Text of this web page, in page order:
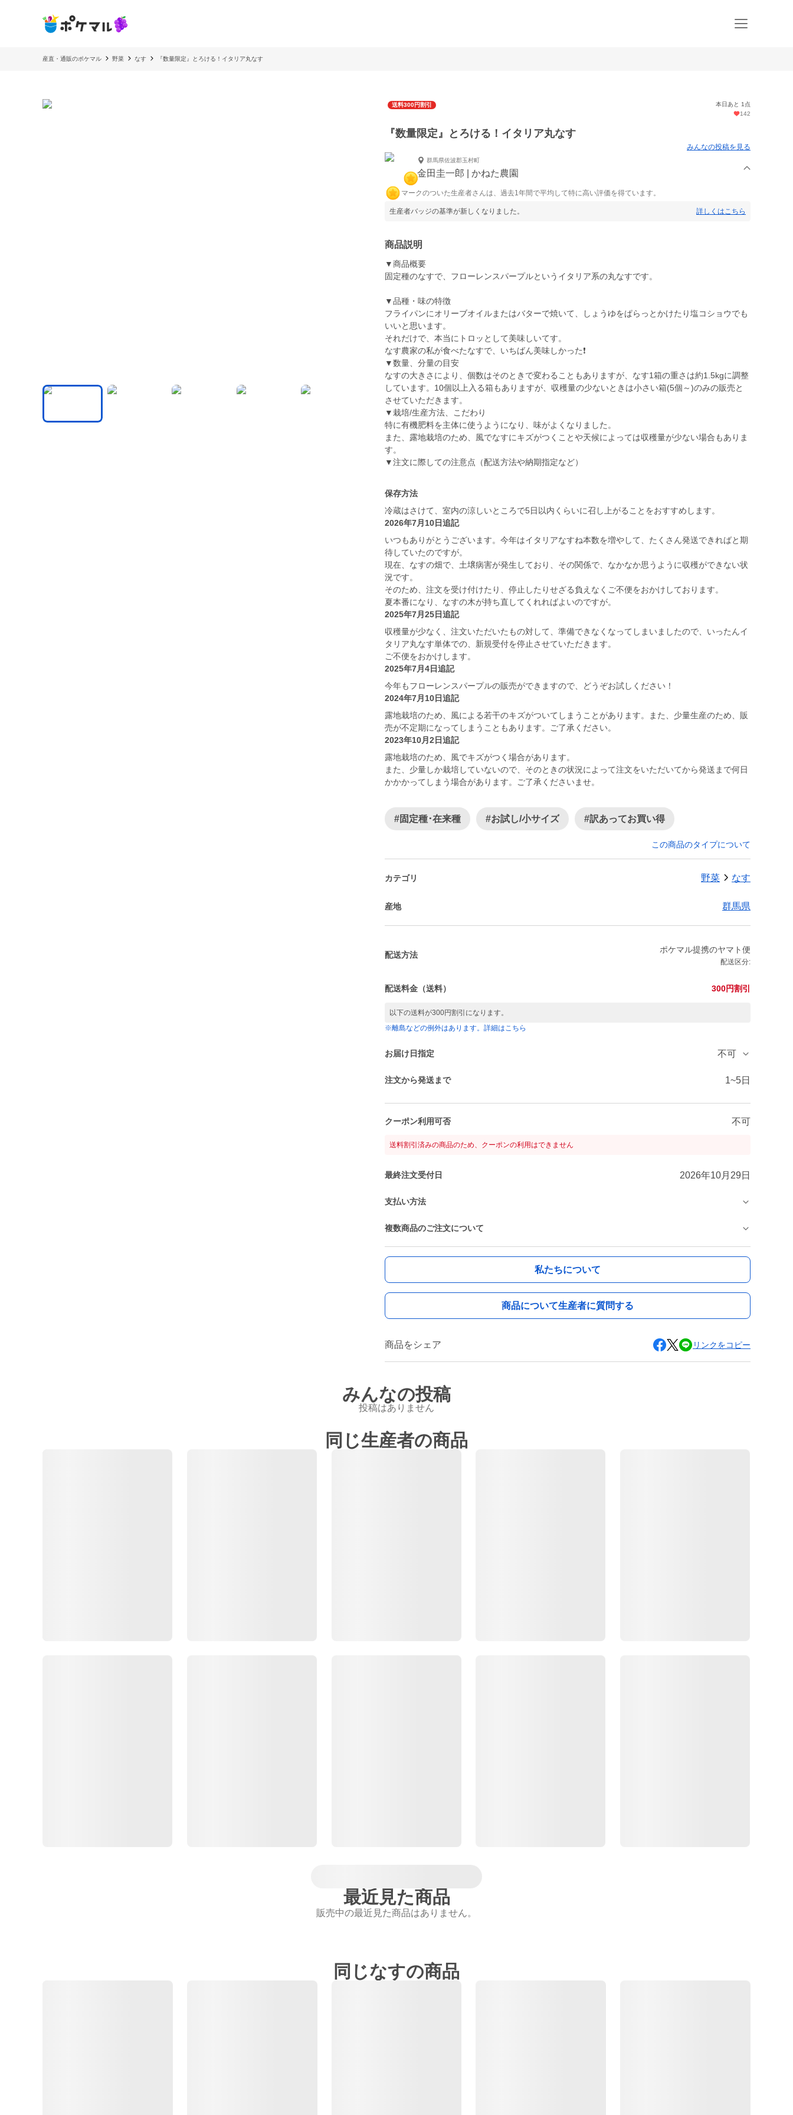
産直・通販のポケマル 野菜 なす 『数量限定』とろける！イタリア丸なす
送料300円割引
本日あと 1点
142
『数量限定』とろける！イタリア丸なす
みんなの投稿を見る
群馬県佐波郡玉村町
金田圭一郎 | かねた農園
マークのついた生産者さんは、過去1年間で平均して特に高い評価を得ています。
生産者バッジの基準が新しくなりました。 詳しくはこちら
商品説明
▼商品概要
固定種のなすで、フローレンスパープルというイタリア系の丸なすです。
▼品種・味の特徴
フライパンにオリーブオイルまたはバターで焼いて、しょうゆをぱらっとかけたり塩コショウでも
いいと思います。
それだけで、本当にトロッとして美味しいてす。
なす農家の私が食べたなすで、いちばん美味しかった❗️
▼数量、分量の目安
なすの大きさにより、個数はそのときで変わることもありますが、なす1箱の重さは約1.5kgに調整
しています。10個以上入る箱もありますが、収穫量の少ないときは小さい箱(5個～)のみの販売と
させていただきます。
▼栽培/生産方法、こだわり
特に有機肥料を主体に使うようになり、味がよくなりました。
また、露地栽培のため、風でなすにキズがつくことや天候によっては収穫量が少ない場合もありま
す。
▼注文に際しての注意点（配送方法や納期指定など）
保存方法
冷蔵はさけて、室内の涼しいところで5日以内くらいに召し上がることをおすすめします。
2026年7月10日追記
いつもありがとうございます。今年はイタリアなすね本数を増やして、たくさん発送できればと期
待していたのですが。
現在、なすの畑で、土壌病害が発生しており、その関係で、なかなか思うように収穫ができない状
況です。
そのため、注文を受け付けたり、停止したりせざる負えなくご不便をおかけしております。
夏本番になり、なすの木が持ち直してくれればよいのですが。
2025年7月25日追記
収穫量が少なく、注文いただいたもの対して、準備できなくなってしまいましたので、いったんイ
タリア丸なす単体での、新規受付を停止させていただきます。
ご不便をおかけします。
2025年7月4日追記
今年もフローレンスパープルの販売ができますので、どうぞお試しください！
2024年7月10日追記
露地栽培のため、風による若干のキズがついてしまうことがあります。また、少量生産のため、販
売が不定期になってしまうこともあります。ご了承ください。
2023年10月2日追記
露地栽培のため、風でキズがつく場合があります。
また、少量しか栽培していないので、そのときの状況によって注文をいただいてから発送まで何日
かかかってしまう場合があります。ご了承くださいませ。
#固定種･在来種 #お試し/小サイズ #訳あってお買い得
この商品のタイプについて
カテゴリ 野菜 なす
産地 群馬県
配送方法
ポケマル提携のヤマト便
配送区分:
配送料金（送料） 300円割引
以下の送料が300円割引になります。
※離島などの例外はあります。詳細はこちら
お届け日指定 不可
注文から発送まで 1~5日
クーポン利用可否 不可
送料割引済みの商品のため、クーポンの利用はできません
最終注文受付日 2026年10月29日
支払い方法
複数商品のご注文について
私たちについて
商品について生産者に質問する
商品をシェア リンクをコピー
みんなの投稿
投稿はありません
同じ生産者の商品
最近見た商品
販売中の最近見た商品はありません。
同じなすの商品